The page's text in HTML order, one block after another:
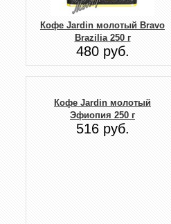
Кофе Jardin молотый Bravo
Brazilia 250 г
480 руб.
Кофе Jardin молотый
Эфиопия 250 г
516 руб.